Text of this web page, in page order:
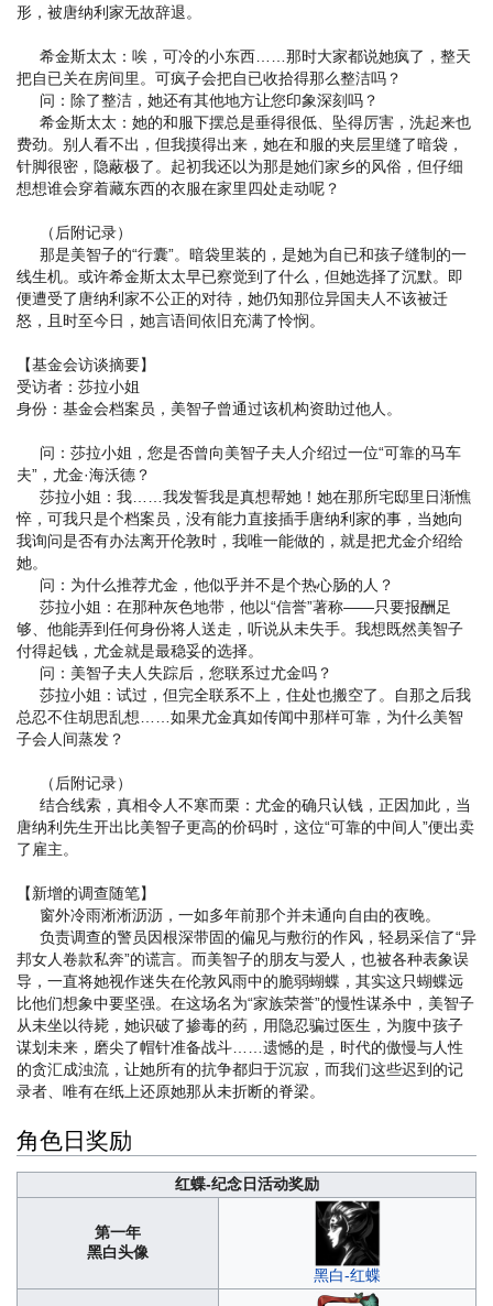
形，被唐纳利家无故辞退。
希金斯太太：唉，可冷的小东西……那时大家都说她疯了，整天
把自已关在房间里。可疯子会把自已收拾得那么整洁吗？
问：除了整洁，她还有其他地方让您印象深刻吗？
希金斯太太：她的和服下摆总是垂得很低、坠得厉害，洗起来也
费劲。别人看不出，但我摸得出来，她在和服的夹层里缝了暗袋，
针脚很密，隐蔽极了。起初我还以为那是她们家乡的风俗，但仔细
想想谁会穿着藏东西的衣服在家里四处走动呢？
（后附记录）
那是美智子的“行囊”。暗袋里装的，是她为自已和孩子缝制的一
线生机。或许希金斯太太早已察觉到了什么，但她选择了沉默。即
便遭受了唐纳利家不公正的对待，她仍知那位异国夫人不该被迁
怒，且时至今日，她言语间依旧充满了怜悯。
【基金会访谈摘要】
受访者：莎拉小姐
身份：基金会档案员，美智子曾通过该机构资助过他人。
问：莎拉小姐，您是否曾向美智子夫人介绍过一位“可靠的马车
夫”，尤金·海沃德？
莎拉小姐：我……我发誓我是真想帮她！她在那所宅邸里日渐憔
悴，可我只是个档案员，没有能力直接插手唐纳利家的事，当她向
我询问是否有办法离开伦敦时，我唯一能做的，就是把尤金介绍给
她。
问：为什么推荐尤金，他似乎并不是个热心肠的人？
莎拉小姐：在那种灰色地带，他以“信誉”著称——只要报酬足
够、他能弄到任何身份将人送走，听说从未失手。我想既然美智子
付得起钱，尤金就是最稳妥的选择。
问：美智子夫人失踪后，您联系过尤金吗？
莎拉小姐：试过，但完全联系不上，住处也搬空了。自那之后我
总忍不住胡思乱想……如果尤金真如传闻中那样可靠，为什么美智
子会人间蒸发？
（后附记录）
结合线索，真相令人不寒而栗：尤金的确只认钱，正因加此，当
唐纳利先生开出比美智子更高的价码时，这位“可靠的中间人”便出卖
了雇主。
【新增的调查随笔】
窗外冷雨淅淅沥沥，一如多年前那个并未通向自由的夜晚。
负责调查的警员因根深带固的偏见与敷衍的作风，轻易采信了“异
邦女人卷款私奔”的谎言。而美智子的朋友与爱人，也被各种表象误
导，一直将她视作迷失在伦敦风雨中的脆弱蝴蝶，其实这只蝴蝶远
比他们想象中要坚强。在这场名为“家族荣誉”的慢性谋杀中，美智子
从未坐以待毙，她识破了掺毒的药，用隐忍骗过医生，为腹中孩子
谋划未来，磨尖了帽针准备战斗……遗憾的是，时代的傲慢与人性
的贪汇成浊流，让她所有的抗争都归于沉寂，而我们这些迟到的记
录者、唯有在纸上还原她那从未折断的脊梁。
角色日奖励
红蝶-纪念日活动奖励
第一年
黑白头像
黑白-红蝶